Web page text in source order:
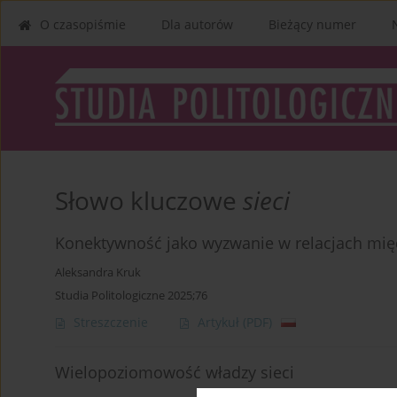
O czasopiśmie Dla autorów Bieżący numer
Słowo kluczowe sieci
Konektywność jako wyzwanie w relacjach
Aleksandra Kruk
Studia Politologiczne 2025;76
Streszczenie Artykuł (PDF)
Wielopoziomowość władzy sieci